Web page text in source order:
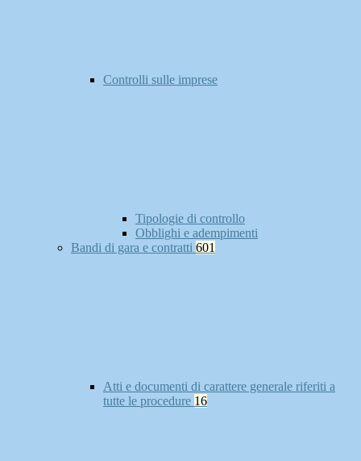
Controlli sulle imprese
Tipologie di controllo
Obblighi e adempimenti
Bandi di gara e contratti 601
Atti e documenti di carattere generale riferiti a
tutte le procedure 16